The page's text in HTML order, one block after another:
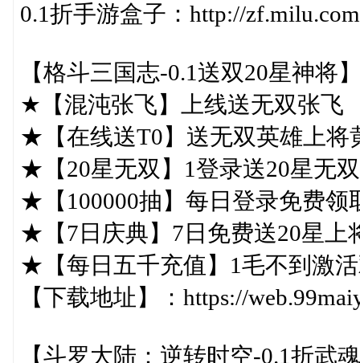
0.1折手游盒子：http://
【格斗三国志-0.1送双20星神将
★【混沌张飞】上线送无双张飞
★【在线送T0】送无双英雄上将
★【20星无双】1登录送20星无
★【100000抽】每日登录免费领
★【7日庆典】7日免费送20星上
★【每日五千充值】1毛不到激
【下载地址】：https://
【斗罗大陆：逆转时空-0.1折武